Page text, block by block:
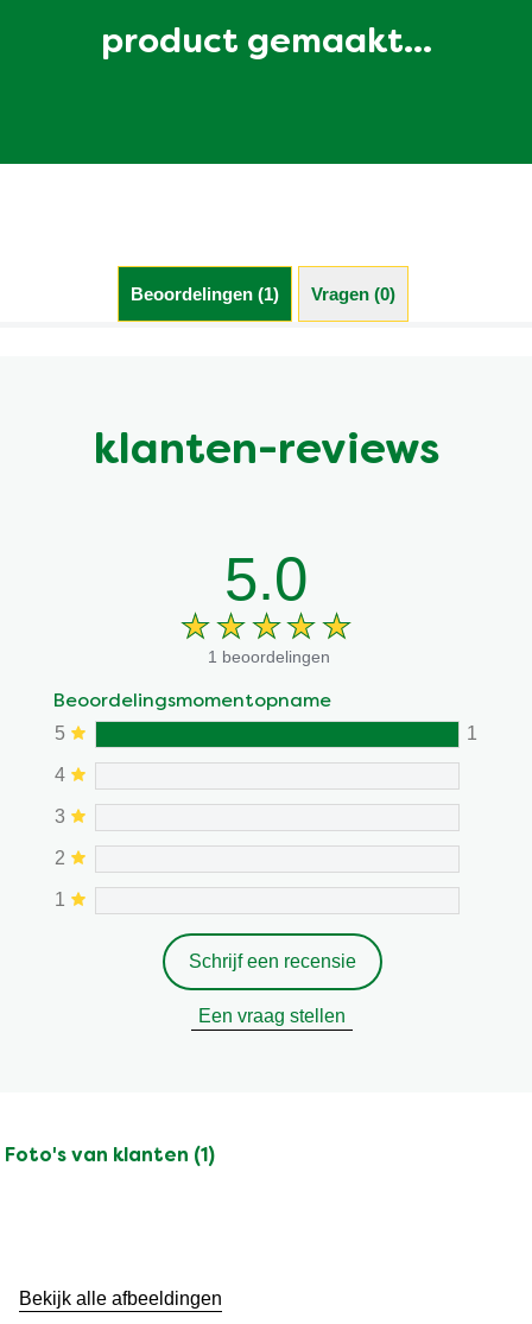
product gemaakt...
Beoordelingen (1) Vragen (0)
klanten-reviews
5.0
1 beoordelingen
Beoordelingsmomentopname
5 1
4
3
2
1
Schrijf een recensie
Een vraag stellen
beoordelingen
Foto's van klanten (1)